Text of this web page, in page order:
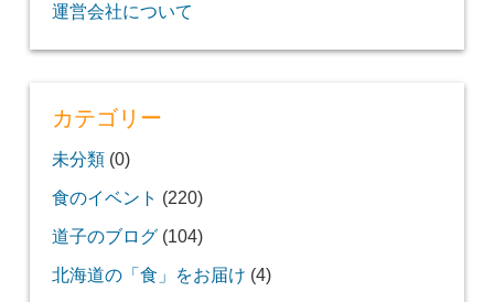
運営会社について
カテゴリー
未分類(0)
食のイベント (220)
道子のブログ(104)
北海道の「食」をお届け (4)